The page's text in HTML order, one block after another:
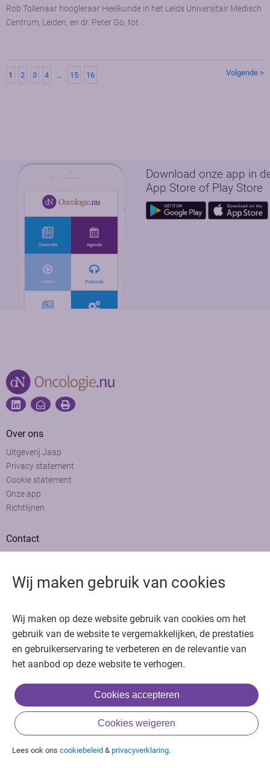
Wij maken gebruik van cookies
Wij maken op deze website gebruik van cookies om het
gebruik van de website te vergemakkelijken, de prestaties
en gebruikerservaring te verbeteren en de relevantie van
het aanbod op deze website te verhogen.
Cookies accepteren
Cookies weigeren
Lees ook ons cookiebeleid & privacyverklaring.
Bedankt voor het bezoeken van Oncologie.nu
Krijg gratis toegang in 30 seconden of log in om verder te gaan
of
Inloggen met BIG & achternaam
Inloggen met een account
Rob Tollenaar hoogleraar Heelkunde in het Leids Universitair Medisch
Centrum, Leiden, en dr. Peter Go, tot …
1 2 3 4 … 15 16 Volgende >
Download onze app in
App Store of Play Store
Over ons
Uitgeverij Jaap
Privacy statement
Cookie statement
Onze app
Richtlijnen
Contact
Adverteren
Copyright © 2026. Uitgeverij Jaap. Alle rechten voorbehouden.